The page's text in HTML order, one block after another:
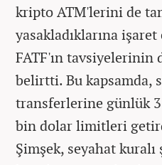
kripto ATM'lerini de
yasakladıklarına
FATF'ın
belirtti. Bu kapsamda,
transferlerine günlük
bin dolar limitleri
Şimşek, seyahat kuralı